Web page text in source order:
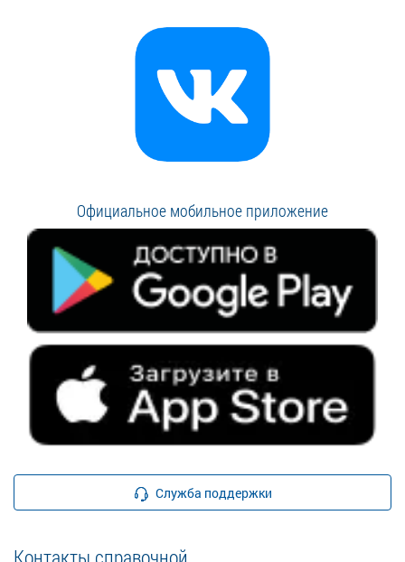
Официальное мобильное приложение
Служба поддержки